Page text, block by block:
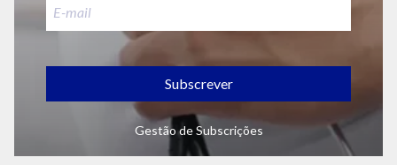
Subscrever
Gestão de Subscrições